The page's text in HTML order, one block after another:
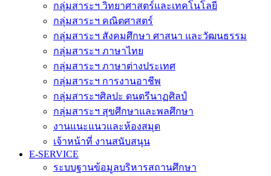
กลุ่มสาระฯ วิทยาศาสตร์และเทคโนโลยี
กลุ่มสาระฯ คณิตศาสตร์
กลุ่มสาระฯ สังคมศึกษา ศาสนา และวัฒนธรรม
กลุ่มสาระฯ ภาษาไทย
กลุ่มสาระฯ ภาษาต่างประเทศ
กลุ่มสาระฯ การงานอาชีพ
กลุ่มสาระฯศิลปะ ดนตรีนาฏศิลป์
กลุ่มสาระฯ สุขศึกษาและพลศึกษา
งานแนะแนวและห้องสมุด
เจ้าหน้าที่ งานสนับสนุน
E-SERVICE
ระบบฐานข้อมูลบริหารสถานศึกษา